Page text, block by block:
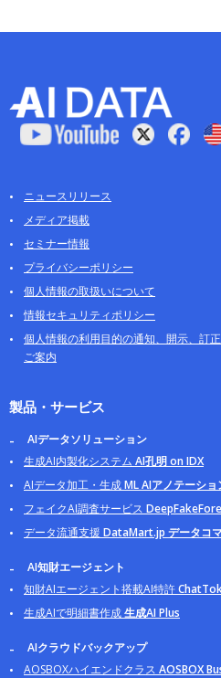
ニュースリリース
メディア掲載
セミナー情報
プライバシーポリシー
個人情報の取扱いについて
情報セキュリティポリシー
個人情報の利用目的の通知、開示、訂
ご案内
製品・サービス
AIデータソリューション
生成AI内製化システム AI孔明 on IDX
AIデータ加工・生成ML AIアノテーショ
フェイクAI調査サービス
データ流通支援 DataMart.jp データコ
AI知財エージェント
知財AIエージェント搭載AI特許
生成AIで明細書作成生成AI Plus
AIクラウドバックアップ
AOSBOXハイエンドクラス AOSBOX